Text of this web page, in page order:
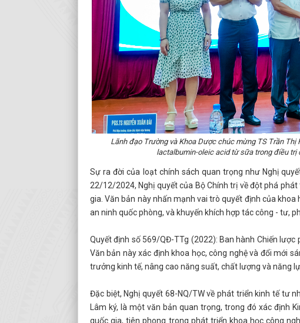
Lãnh đạo Trường và Khoa Dược chúc mừng TS Trần Thị
lactalbumin-oleic acid từ sữa trong điều trị
Sự ra đời của loạt chính sách quan trọng như Nghị
22/12/2024, Nghị quyết của Bộ Chính trị về đột phá
gia. Văn bản này nhấn mạnh vai trò quyết định của
an ninh quốc phòng, và khuyến khích hợp tác công - tư,
Quyết định số 569/QĐ-TTg (2022): Ban hành Chiến
Văn bản này xác định khoa học, công nghệ và đổi mới
trưởng kinh tế, nâng cao năng suất, chất lượng và năng
Đặc biệt, Nghị quyết 68-NQ/TW về phát triển kinh tế tư
Lâm ký, là một văn bản quan trọng, trong đó xác định
quốc gia, tiên phong trong phát triển khoa học công